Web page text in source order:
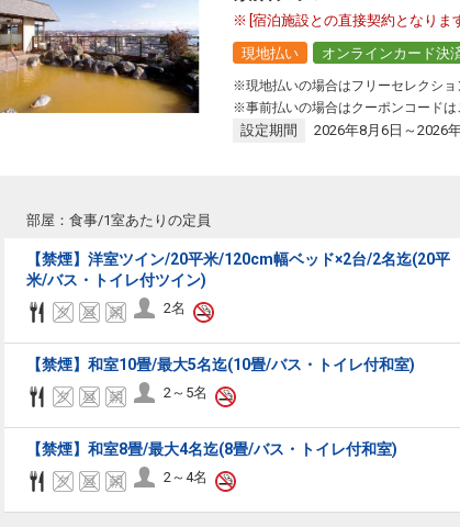
[宿泊施設との直接契約となりま
現地払い
オンラインカード決
※現地払いの場合はフリーセレクシ
※事前払いの場合はクーポンコードは
設定期間 2026年8月6日～2026
部屋：食事/1室あたりの定員
【禁煙】洋室ツイン/20平米/120cm幅ベッド×2台/2名迄(20平
米/バス・トイレ付ツイン)
2名
【禁煙】和室10畳/最大5名迄(10畳/バス・トイレ付和室)
2～5名
【禁煙】和室8畳/最大4名迄(8畳/バス・トイレ付和室)
2～4名